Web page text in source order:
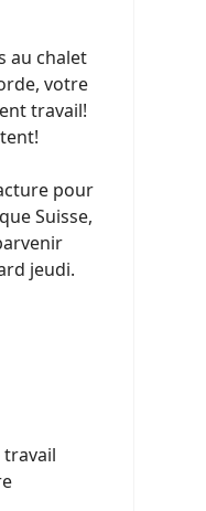
au chalet
votre
travail!
pour
Suisse,
jeudi.
travail